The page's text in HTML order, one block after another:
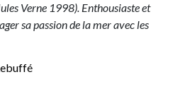
Verne 1998). Enthousiaste et
sa passion de la mer avec les